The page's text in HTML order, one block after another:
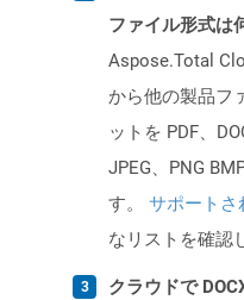
ファイル形式は
Aspose.Total
から他の製品フ
ットを PDF、
JPEG、PNG
す。 サポートさ
なリストを確認
クラウドで